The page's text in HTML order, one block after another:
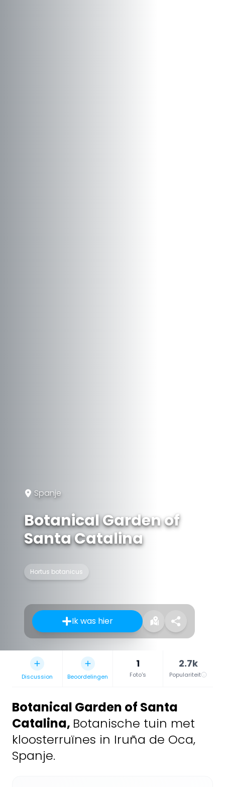
Spanje
Botanical Garden of
Santa Catalina
Hortus botanicus
Ik was hier
Discussion Beoordelingen
1
Foto's
2.7k
Populariteit
Botanical Garden of Santa
Catalina, Botanische tuin met
kloosterruïnes in Iruña de Oca,
Spanje.